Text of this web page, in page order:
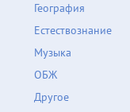
География
Естествознание
Музыка
ОБЖ
Другое